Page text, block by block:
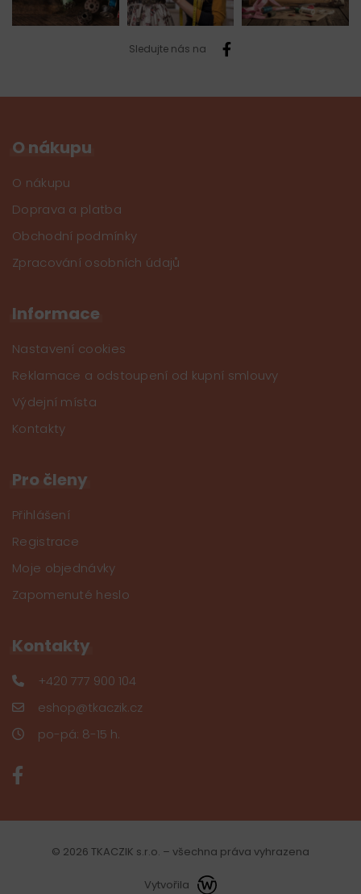
Sledujte nás na
O nákupu
O nákupu
Doprava a platba
Obchodní podmínky
Zpracování osobních údajů
Informace
Nastavení cookies
Reklamace a odstoupení od kupní smlouvy
Výdejní místa
Kontakty
Pro členy
Přihlášení
Registrace
Moje objednávky
Zapomenuté heslo
Kontakty
+420 777 900 104
eshop@tkaczik.cz
po-pá: 8-15 h.
© 2026 TKACZIK s.r.o. – všechna práva vyhrazena
Vytvořila